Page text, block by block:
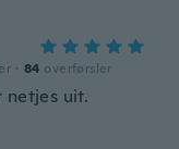
· 84 overførsler
netjes uit.